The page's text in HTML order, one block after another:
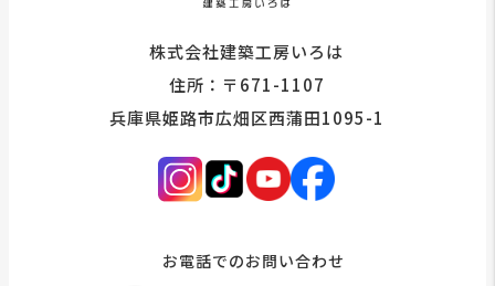
株式会社建築工房いろは
住所：〒671-1107
兵庫県姫路市広畑区西蒲田1095-1
お電話でのお問い合わせ